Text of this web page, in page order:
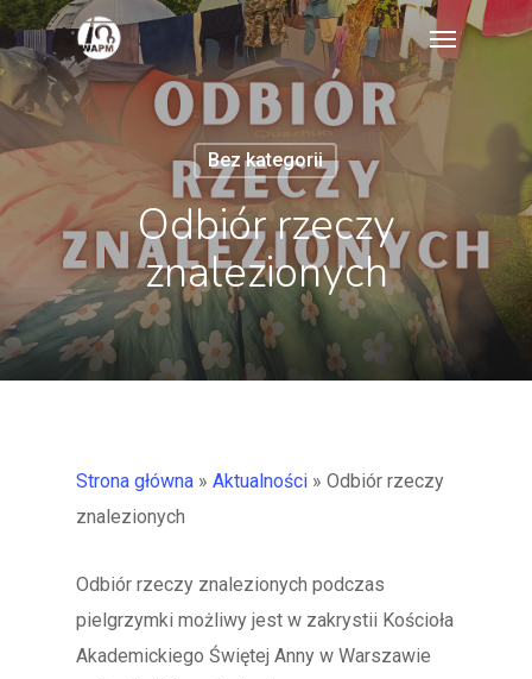
Skip
to
main
content
Menu
Bez kategorii
Odbiór rzeczy
znalezionych
Strona główna » Aktualności » Odbiór rzeczy
znalezionych
Odbiór rzeczy znalezionych podczas
pielgrzymki możliwy jest w zakrystii Kościoła
Akademickiego Świętej Anny w Warszawie